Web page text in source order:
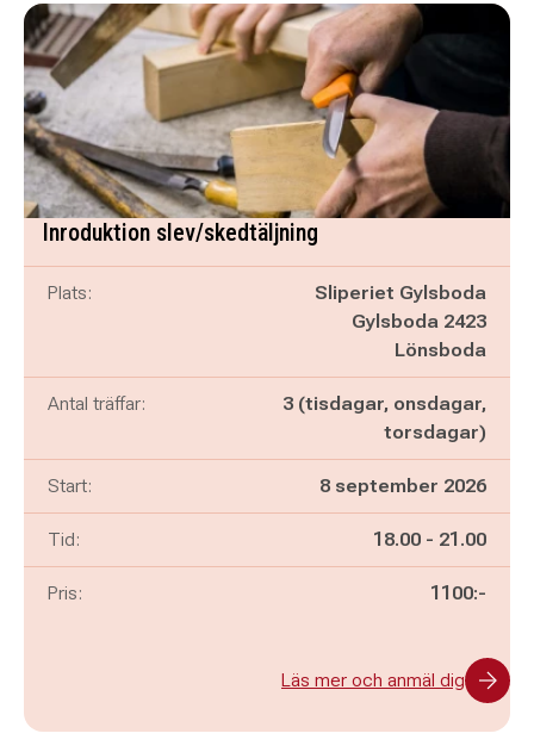
Inroduktion slev/skedtäljning
Plats:
Sliperiet Gylsboda
Gylsboda 2423
Lönsboda
Antal träffar:
3 (tisdagar, onsdagar,
torsdagar)
Start: 8 september 2026
Tid: Pågår mellan
18.00 - och
21.00
Pris: 1100:-
Läs mer och anmäl dig